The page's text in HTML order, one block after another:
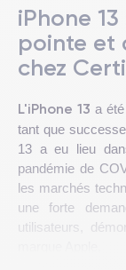
iPhone
pointe et
chez
L'iPhone 13 a
tant que
13 a eu lieu
pandémie de
les marchés
une forte
utilisateurs,